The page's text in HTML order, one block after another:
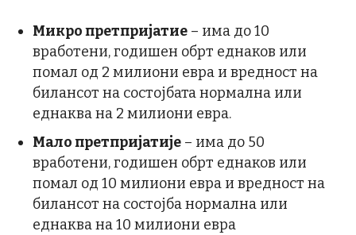
Микро претпријатие – има до 10
вработени, годишен обрт еднаков или
помал од 2 милиони евра и вредност на
билансот на состојбата нормална или
еднаква на 2 милиони евра.
Мало претпријатије – има до 50
вработени, годишен обрт еднаков или
помал од 10 милиони евра и вредност на
билансот на состојба нормална или
еднаква на 10 милиони евра